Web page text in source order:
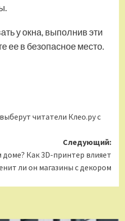
у окна, выполнив эти
ее в безопасное место.
читатели Клео.ру с
Следующий:
Как 3D-принтер влияет
ли он магазины с декором